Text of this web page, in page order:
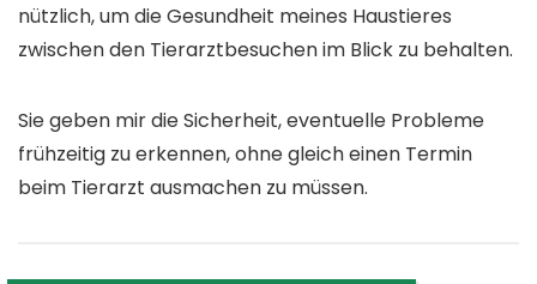
nützlich, um die Gesundheit meines Haustieres
zwischen den Tierarztbesuchen im Blick zu behalten.
Sie geben mir die Sicherheit, eventuelle Probleme
frühzeitig zu erkennen, ohne gleich einen Termin
beim Tierarzt ausmachen zu müssen.